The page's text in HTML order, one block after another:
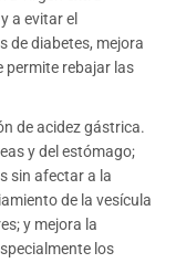
a evitar el
de diabetes, mejora
permite rebajar las
de acidez gástrica.
y del estómago;
sin afectar a la
de la vesícula
y mejora la
los